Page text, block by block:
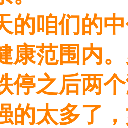
的咱们的
康范围内
停之后两
的太多了